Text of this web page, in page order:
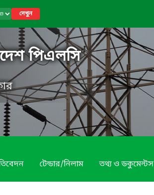
দেখুন
পিএলসি
টেন্ডার/নিলাম তথ্য ও ডকুমেন্টস